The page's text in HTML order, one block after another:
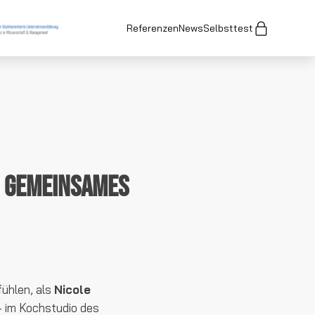
ReferenzenNewsSelbsttest
als Nicole
Kochstudio des